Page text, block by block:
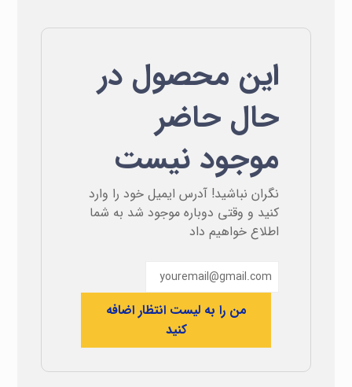
این محصول در
حال حاضر
موجود نیست
نگران نباشید! آدرس ایمیل خود را وارد
کنید و وقتی دوباره موجود شد به شما
اطلاع خواهیم داد
من را به لیست انتظار اضافه
کنید